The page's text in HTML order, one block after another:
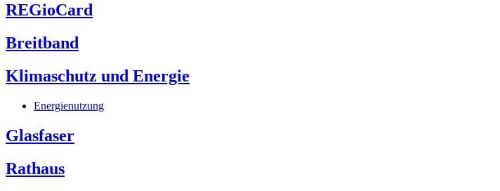
REGioCard
Breitband
Klimaschutz und Energie
Energienutzung
Glasfaser
Rathaus